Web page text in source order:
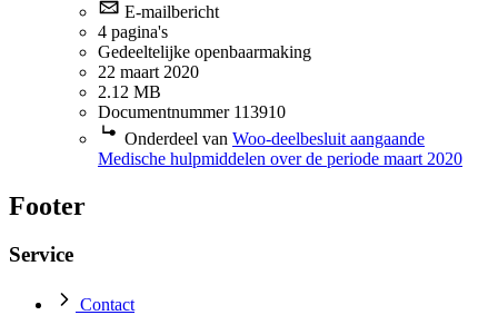
E-mailbericht
4 pagina's
Gedeeltelijke openbaarmaking
22 maart 2020
2.12 MB
Documentnummer 113910
Onderdeel van Woo-deelbesluit aangaande
Medische hulpmiddelen over de periode maart 2020
Footer
Service
Contact